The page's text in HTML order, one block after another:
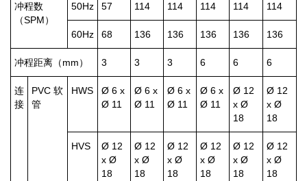
冲程数
（SPM）
50Hz 57 114 114 114 114 114
60Hz 68 136 136 136 136 136
冲程距离（mm） 3 3 3 6 6 6
连
接
PVC 软
管
HWS
Ø 6 x
Ø 11
Ø 6 x
Ø 11
Ø 6 x
Ø 11
Ø 6 x
Ø 11
Ø 12
x Ø
18
Ø 12
x Ø
18
HVS
Ø 12
x Ø
18
Ø 12
x Ø
18
Ø 12
x Ø
18
Ø 12
x Ø
18
Ø 12
x Ø
18
Ø 12
x Ø
18